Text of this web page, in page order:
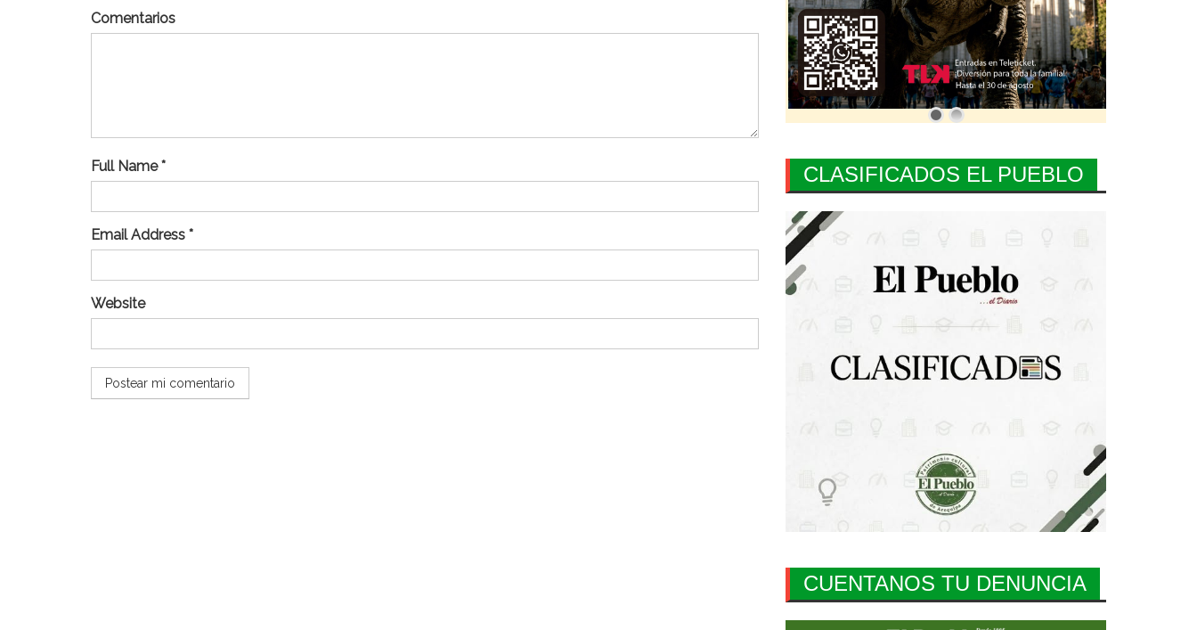
Comentarios
Full Name *
Email Address *
Website
CLASIFICADOS EL PUEBLO
CUENTANOS TU DENUNCIA